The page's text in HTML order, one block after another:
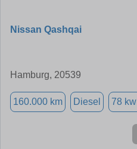
Nissan Qashqai
Hamburg, 20539
160.000 km Diesel 78